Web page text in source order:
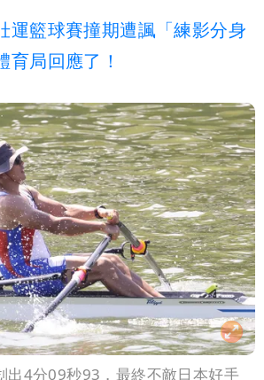
運籃球賽撞期遭諷「練影分身
局回應了！
出4分09秒93，最終不敵日本好手